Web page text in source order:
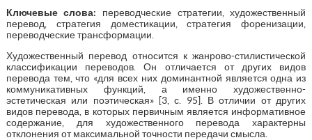
Ключевые слова: переводческие стратегии, художественный
перевод, стратегия доместикации, стратегия форенизации,
переводческие трансформации.
Художественный перевод относится к жанрово-стилистической
классификации переводов. Он отличается от других видов
перевода тем, что «для всех них доминантной является одна из
коммуникативных функций, а именно художественно-
эстетическая или поэтическая» [3, с. 95]. В отличии от других
видов перевода, в которых первичным является информативное
содержание, для художественного перевода характерны
отклонения от максимальной точности передачи смысла.